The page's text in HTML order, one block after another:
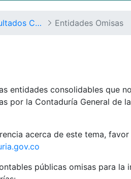
Situación Financiera y Resultados Consolidados del Nivel Nacional - Balance General de la Nación y Otros Informes Entidades Omisas
entidades consolidables que
por la Contaduría General de
acerca de este tema,
públicas omisas para la